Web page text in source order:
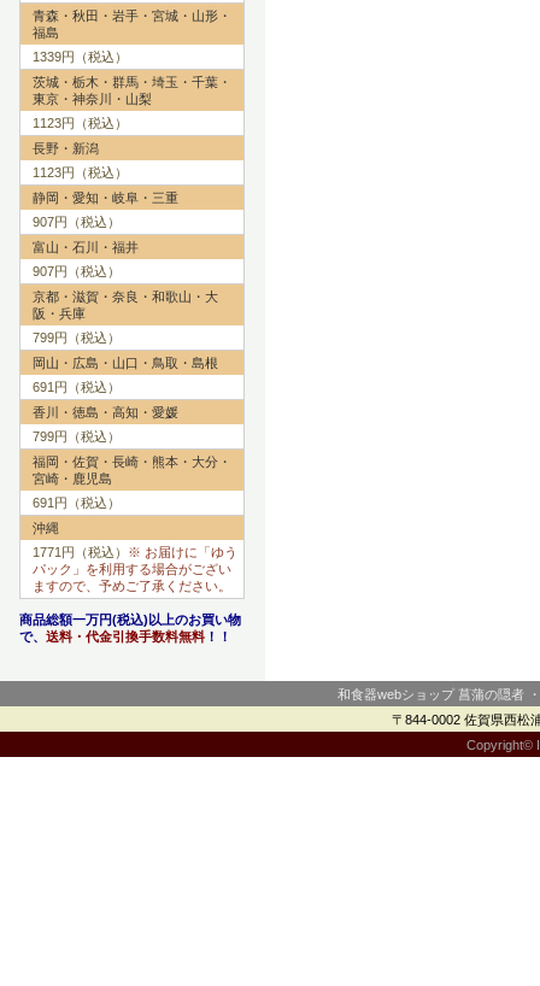
青森・秋田・岩手・宮城・山形・
福島
1339円（税込）
茨城・栃木・群馬・埼玉・千葉・
東京・神奈川・山梨
1123円（税込）
長野・新潟
1123円（税込）
静岡・愛知・岐阜・三重
907円（税込）
富山・石川・福井
907円（税込）
京都・滋賀・奈良・和歌山・大
阪・兵庫
799円（税込）
岡山・広島・山口・鳥取・島根
691円（税込）
香川・徳島・高知・愛媛
799円（税込）
福岡・佐賀・長崎・熊本・大分・
宮崎・鹿児島
691円（税込）
沖縄
1771円（税込） ※ お届けに「ゆう
パック」を利用する場合がござい
ますので、予めご了承ください。
商品総額一万円(税込)以上のお買い物
で、 送料・代金引換手数料無料 ！！
和食器webショップ 菖蒲の隠者
〒844-0002 佐賀県西松
Copyright©